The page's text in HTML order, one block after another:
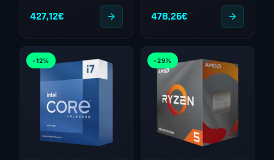
427,12€ 478,26€
-12% -29%